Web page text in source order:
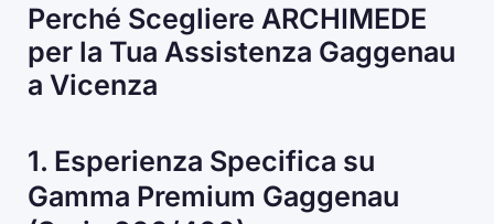
Perché Scegliere ARCHIMEDE
per la Tua Assistenza Gaggenau
a Vicenza
1. Esperienza Specifica su
Gamma Premium Gaggenau